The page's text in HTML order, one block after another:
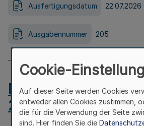
Ausfertigungsdatum 22.07.2026
Ausgabennummer 205
MB.NRW 2026 Nr.
24.07.2026
Cookie-
Auf dieser Seite werden Cookies
entweder allen Cookies zustimmen,
die für die Verwendung der Seite
sind. Hier finden Sie die